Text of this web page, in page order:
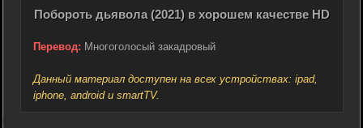
Побороть дьявола (2021) в хорошем качестве HD
Перевод: Многоголосый закадровый
Данный материал доступен на всех устройствах: ipad,
iphone, android и smartTV.